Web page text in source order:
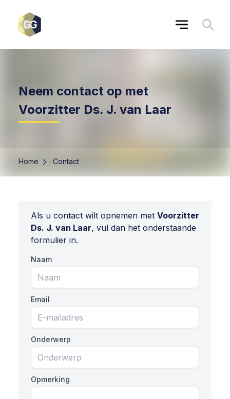
Neem contact op met
Voorzitter Ds. J. van Laar
Home Contact
Als u contact wilt opnemen met Voorzitter
Ds. J. van Laar, vul dan het onderstaande
formulier in.
Naam
Email
Onderwerp
Opmerking